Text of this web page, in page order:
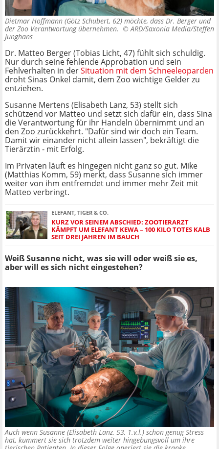
Dietmar Hoffmann (Götz Schubert, 62) möchte, dass Dr. Berger und
der Zoo Verantwortung übernehmen. ©ARD/Saxonia Media/Steffen
Junghans
Dr. Matteo Berger (Tobias Licht, 47) fühlt sich schuldig.
Nur durch seine fehlende Approbation und sein
Fehlverhalten in derSituation mit dem Schneeleoparden
droht Sinas Onkel damit, dem Zoo wichtige Gelder zu
entziehen.
Susanne Mertens (Elisabeth Lanz, 53) stellt sich
schützend vor Matteo und setzt sich dafür ein, dass Sina
die Verantwortung für ihr Handeln übernimmt und an
den Zoo zurückkehrt. "Dafür sind wir doch ein Team.
Damit wir einander nicht allein lassen", bekräftigt die
Tierärztin - mit Erfolg.
Im Privaten läuft es hingegen nicht ganz so gut. Mike
(Matthias Komm, 59) merkt, dass Susanne sich immer
weiter von ihm entfremdet und immer mehr Zeit mit
Matteo verbringt.
ELEFANT, TIGER & CO.
KURZ VOR SEINEM ABSCHIED: ZOOTIERARZT
KÄMPFT UM ELEFANT KEWA – 100 KILO TOTES KALB
SEIT DREI JAHREN IM BAUCH
Weiß Susanne nicht, was sie will oder weiß sie es,
aber will es sich nicht eingestehen?
Auch wenn Susanne (Elisabeth Lanz, 53, 1.v.l.) schon genug Stress
hat, kümmert sie sich trotzdem weiter hingebungsvoll um ihre